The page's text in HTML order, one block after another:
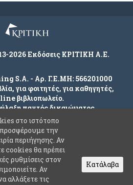
2026 Εκδόσεις ΚΡΙΤΙΚΗ Α.Ε.
S.A. - Αρ. Γ.Ε.ΜΗ: 566201000
για φοιτητές, για καθηγητές,
βιβλιοπωλείο.
παντός δικαιώματος.
Company
Όροι χρήσης
Προσωπικών Δεδομένων
στο ιστότοπο
την
περιήγησης. Αν
cookies θα πρέπει
ρυθμίσεις στον
Αν
αλλάξετε τις
Κατάλαβα